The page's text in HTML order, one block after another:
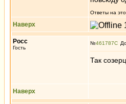
Ответы на
Наверх
Росс
Гость
№461787
Так
Наверх